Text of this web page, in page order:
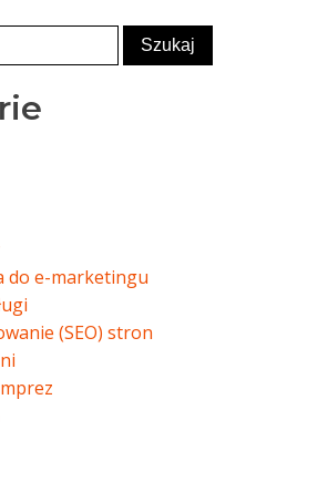
do e-marketingu
(SEO) stron